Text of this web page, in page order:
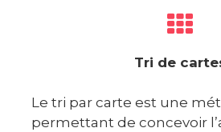
Tri de
Le tri par carte est une
permettant de concevoir